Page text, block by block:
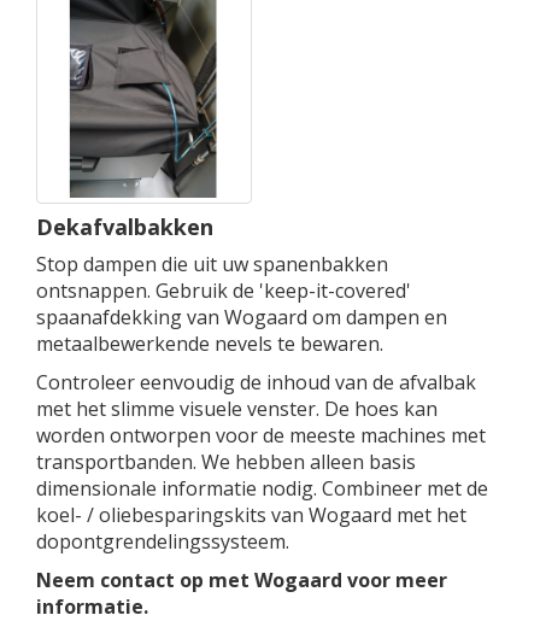
Dekafvalbakken
Stop dampen die uit uw spanenbakken
ontsnappen. Gebruik de 'keep-it-covered'
spaanafdekking van Wogaard om dampen en
metaalbewerkende nevels te bewaren.
Controleer eenvoudig de inhoud van de afvalbak
met het slimme visuele venster. De hoes kan
worden ontworpen voor de meeste machines met
transportbanden. We hebben alleen basis
dimensionale informatie nodig. Combineer met de
koel- / oliebesparingskits van Wogaard met het
dopontgrendelingssysteem.
Neem contact op met Wogaard voor meer
informatie.